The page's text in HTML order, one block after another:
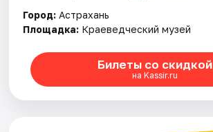
Город: Астрахань
Площадка: Краеведческий музей
Билеты со скидкой
на Kassir.ru